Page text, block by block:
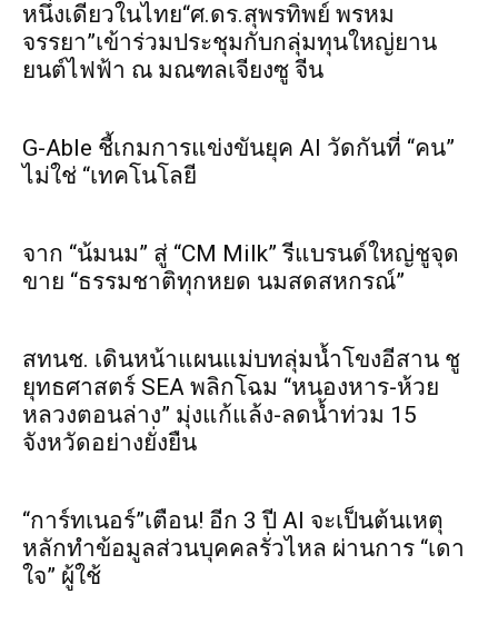
หนึ่งเดียวในไทย“ศ.ดร.สุพรทิพย์ พรหม
จรรยา”เข้าร่วมประชุมกับกลุ่มทุนใหญ่ยาน
ยนต์ไฟฟ้า ณ มณฑลเจียงซู จีน
G-Able ชี้เกมการแข่งขันยุค AI วัดกันที่ “คน”
ไม่ใช่ “เทคโนโลยี
จาก “น้มนม” สู่ “CM Milk” รีแบรนด์ใหญ่ชูจุด
ขาย “ธรรมชาติทุกหยด นมสดสหกรณ์”
สทนช. เดินหน้าแผนแม่บทลุ่มน้ำโขงอีสาน ชู
ยุทธศาสตร์ SEA พลิกโฉม “หนองหาร-ห้วย
หลวงตอนล่าง” มุ่งแก้แล้ง-ลดน้ำท่วม 15
จังหวัดอย่างยั่งยืน
“การ์ทเนอร์”เตือน! อีก 3 ปี AI จะเป็นต้นเหตุ
หลักทำข้อมูลส่วนบุคคลรั่วไหล ผ่านการ “เดา
ใจ” ผู้ใช้